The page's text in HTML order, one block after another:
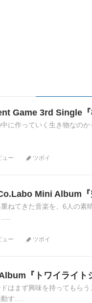
Game 3rd Single『
中に作っていく生き物なの
ュー ツボイ
Mini Album
重ねてきた音楽を、6人の
ュー ツボイ
『トワイライト
ドはまず興味を持ってもら
す.....